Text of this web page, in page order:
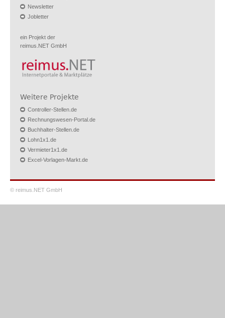
Newsletter
Jobletter
ein Projekt der
reimus.NET GmbH
Weitere Projekte
Controller-Stellen.de
Rechnungswesen-Portal.de
Buchhalter-Stellen.de
Lohn1x1.de
Vermieter1x1.de
Excel-Vorlagen-Markt.de
© reimus.NET GmbH